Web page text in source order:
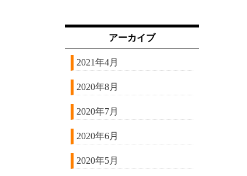
アーカイブ
2021年4月
2020年8月
2020年7月
2020年6月
2020年5月